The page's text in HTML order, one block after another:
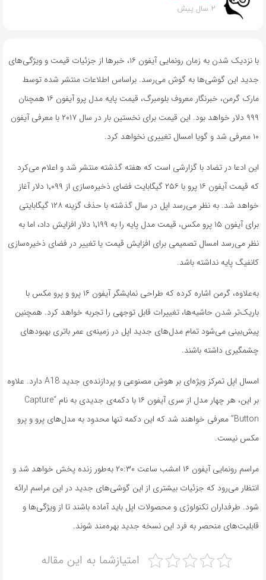
2 سال پیش
با نزدیک شدن به زمان رونمایی آیفون ۱۶، خبرها از جزئیات قیمت و ویژگی‌های
جدید این گوشی‌ها به گوش می‌رسد. براساس اطلاعات منتشر شده توسط
مارک گرمن، خبرنگار معروف بلومبرگ، قیمت پایه مدل پرو آیفون ۱۶ همچنان
۹۹۹ دلار خواهد بود. این قیمت برای نخستین بار در سال ۲۰۱۷ با معرفی آیفون
۱۰ معرفی شد و گویا امسال تغییری نخواهد کرد.
این ادعا در تضاد با گزارشی است که هفته گذشته منتشر شد و اعلام می‌کرد
که قیمت آیفون ۱۶ پرو با ۲۵۶ گیگابایت فضای ذخیره‌سازی از ۱٬۰۹۹ دلار آغاز
خواهد شد. به نظر می‌رسد اپل در سال گذشته با حذف گزینه ۱۲۸ گیگابایتی
برای آیفون ۱۵ پرو مکس، قیمت مدل پایه را به ۱٬۱۹۹ دلار افزایش داد، اما به
نظر می‌رسد امسال تصمیمی برای افزایش قیمت یا تغییر در فضای ذخیره‌سازی
کانفیگ پایه نداشته باشد.
به‌علاوه، گرمن اشاره کرده که طراحی نمایشگر آیفون ۱۶ پرو و پرو مکس با
باریک‌تر شدن حاشیه‌ها، تغییرات قابل توجهی را تجربه خواهد کرد. همچنین
پیش‌بینی می‌شود تمام مدل‌های جدید اپل در زمینه‌ی عمر باتری بهبودهای
چشمگیری داشته باشند.
امسال اپل تمرکز ویژه‌ای بر هوش مصنوعی و پردازنده‌ی جدید A18 دارد. علاوه
بر این، هر چهار مدل از سری آیفون ۱۶ با دکمه‌ی جدیدی به نام “Capture
Button” معرفی خواهند شد که این دکمه تنها محدود به مدل‌های پرو و پرو
مکس نیست.
مراسم رونمایی آیفون ۱۶ امشب ساعت ۲۰:۳۰ به‌طور زنده پخش خواهد شد و
انتظار می‌رود که جزئیات بیشتری از این گوشی‌های جدید در این مراسم ارائه
شود. طرفداران تکنولوژی و محصولات اپل باید آماده باشند تا از ویژگی‌ها و
قابلیت‌های منحصر به فرد این نسخه جدید بهره‌مند شوند.
امتیازشما به این مقاله